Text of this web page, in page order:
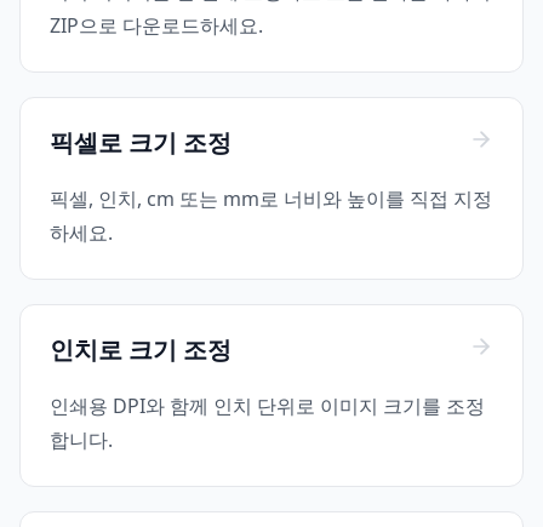
ZIP으로 다운로드하세요.
픽셀로 크기 조정
픽셀, 인치, cm 또는 mm로 너비와 높이를 직접 지정
하세요.
인치로 크기 조정
인쇄용 DPI와 함께 인치 단위로 이미지 크기를 조정
합니다.